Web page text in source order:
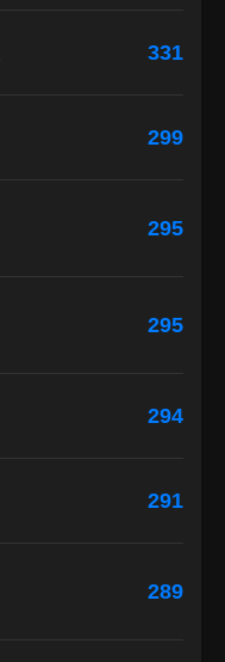
331
299
295
295
294
291
289